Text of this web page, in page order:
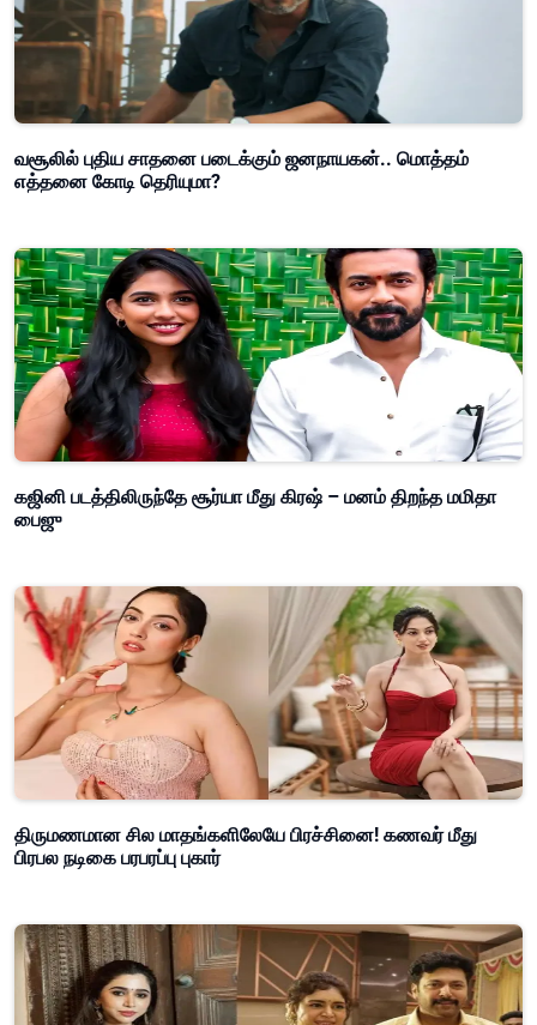
வசூலில் புதிய சாதனை படைக்கும் ஜனநாயகன்.. மொத்தம்
எத்தனை கோடி தெரியுமா?
கஜினி படத்திலிருந்தே சூர்யா மீது கிரஷ் – மனம் திறந்த மமிதா
பைஜு
திருமணமான சில மாதங்களிலேயே பிரச்சினை! கணவர் மீது
பிரபல நடிகை பரபரப்பு புகார்